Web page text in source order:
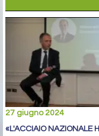
27 giugno 2024
«L'ACCIAIO NAZIONALE